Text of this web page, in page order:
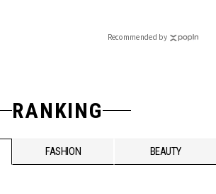
Recommended by
RANKING
FASHION BEAUTY